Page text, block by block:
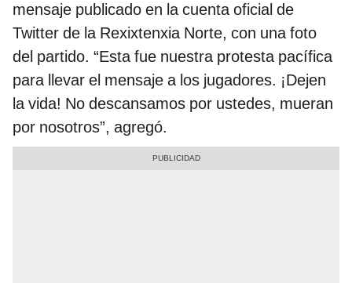
mensaje publicado en la cuenta oficial de
Twitter de la Rexixtenxia Norte, con una foto
del partido. “Esta fue nuestra protesta pacífica
para llevar el mensaje a los jugadores. ¡Dejen
la vida! No descansamos por ustedes, mueran
por nosotros”, agregó.